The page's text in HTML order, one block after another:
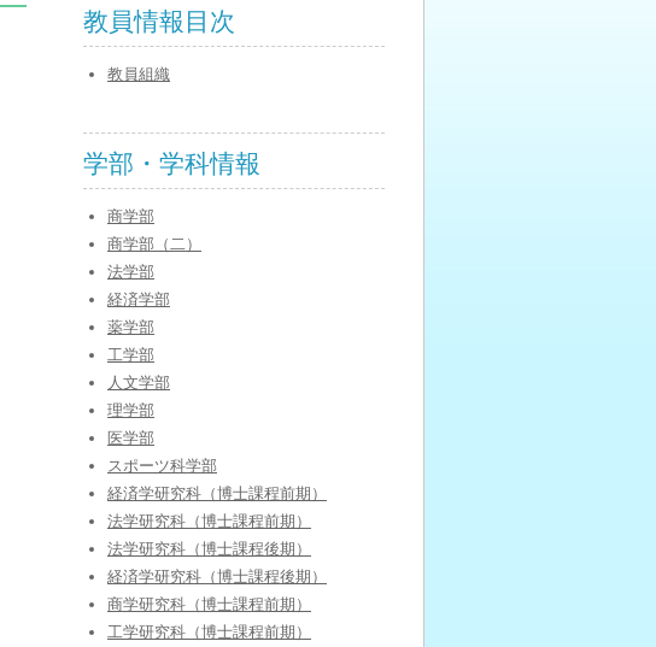
教員情報目次
教員組織
学部・学科情報
商学部
商学部（二）
法学部
経済学部
薬学部
工学部
人文学部
理学部
医学部
スポーツ科学部
経済学研究科（博士課程前期）
法学研究科（博士課程前期）
法学研究科（博士課程後期）
経済学研究科（博士課程後期）
商学研究科（博士課程前期）
工学研究科（博士課程前期）